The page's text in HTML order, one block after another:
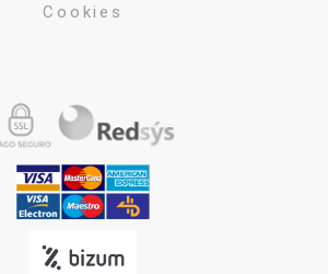
Cookies